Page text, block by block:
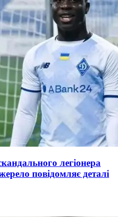
легіонера
повідомляє деталі